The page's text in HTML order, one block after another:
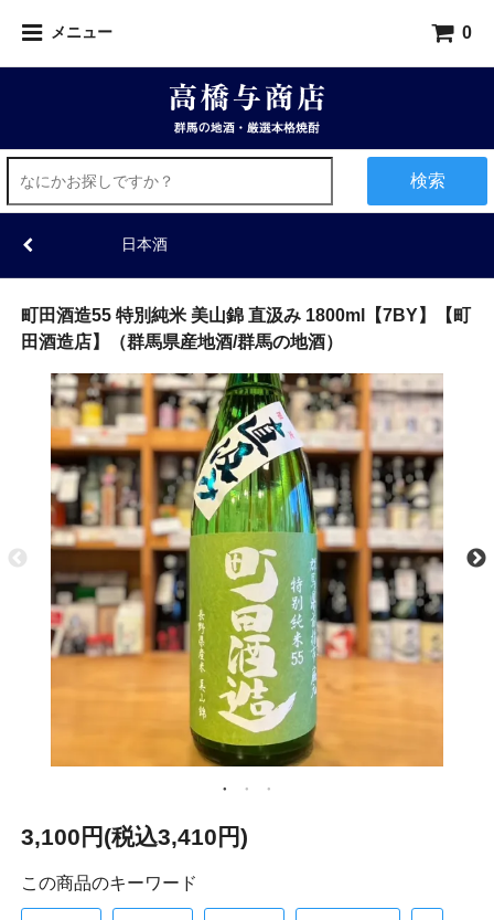
メニュー 0
検索
日本酒
町田酒造55 特別純米 美山錦 直汲み 1800ml【7BY】【町
田酒造店】（群馬県産地酒/群馬の地酒）
3,100円(税込3,410円)
この商品のキーワード